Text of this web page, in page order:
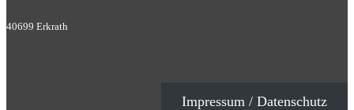
40699 Erkrath
Impressum / Datenschutz